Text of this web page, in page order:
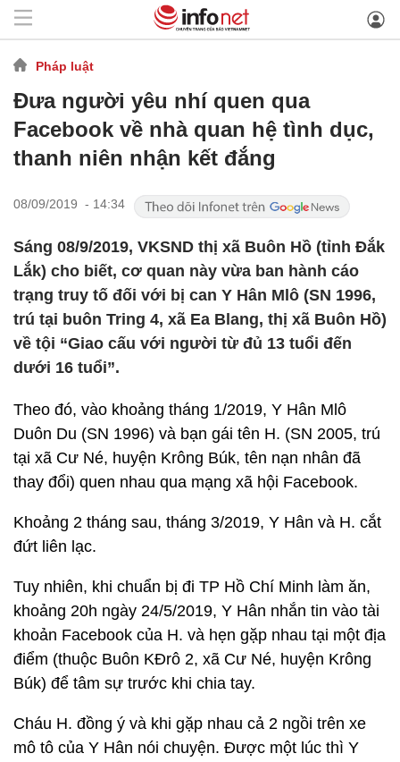
Pháp luật
Đưa người yêu nhí quen qua
Facebook về nhà quan hệ tình dục,
thanh niên nhận kết đắng
08/09/2019 - 14:34
Sáng 08/9/2019, VKSND thị xã Buôn Hồ (tỉnh Đắk
Lắk) cho biết, cơ quan này vừa ban hành cáo
trạng truy tố đối với bị can Y Hân Mlô (SN 1996,
trú tại buôn Tring 4, xã Ea Blang, thị xã Buôn Hồ)
về tội “Giao cấu với người từ đủ 13 tuổi đến
dưới 16 tuổi”.
Theo đó, vào khoảng tháng 1/2019, Y Hân Mlô
Duôn Du (SN 1996) và bạn gái tên H. (SN 2005, trú
tại xã Cư Né, huyện Krông Búk, tên nạn nhân đã
thay đổi) quen nhau qua mạng xã hội Facebook.
Khoảng 2 tháng sau, tháng 3/2019, Y Hân và H. cắt
đứt liên lạc.
Tuy nhiên, khi chuẩn bị đi TP Hồ Chí Minh làm ăn,
khoảng 20h ngày 24/5/2019, Y Hân nhắn tin vào tài
khoản Facebook của H. và hẹn gặp nhau tại một địa
điểm (thuộc Buôn KĐrô 2, xã Cư Né, huyện Krông
Búk) để tâm sự trước khi chia tay.
Cháu H. đồng ý và khi gặp nhau cả 2 ngồi trên xe
mô tô của Y Hân nói chuyện. Được một lúc thì Y